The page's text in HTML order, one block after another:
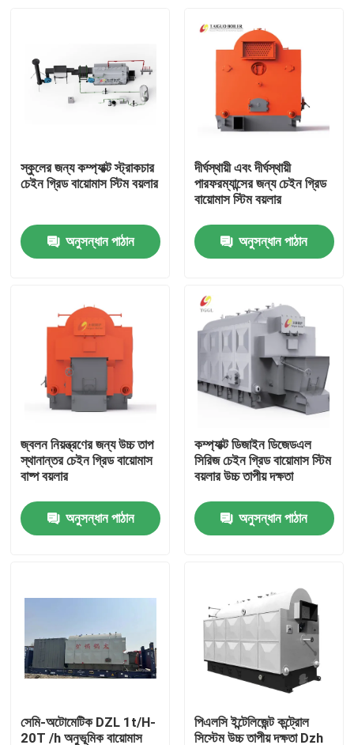
ভিডিও
আমাদের সম্পর্কে
কারখানা ভ্রমণ
মান নিয়ন্ত্রণ
খবর
গ্যাস তেল বয়লার
স্কুলের জন্য কম্প্যাক্ট স্ট্রাকচার
চেইন গ্রিড বায়োমাস স্টিম বয়লার
অনুসন্ধান পাঠান
দীর্ঘস্থায়ী এবং দীর্ঘস্থায়ী
পারফরম্যান্সের জন্য চেইন গ্রিড
বায়োমাস স্টিম বয়লার
অনুসন্ধান পাঠান
জ্বলন নিয়ন্ত্রণের জন্য উচ্চ তাপ
স্থানান্তর চেইন গ্রিড বায়োমাস
বাষ্প বয়লার
অনুসন্ধান পাঠান
কম্প্যাক্ট ডিজাইন ডিজেডএল
সিরিজ চেইন গ্রিড বায়োমাস স্টিম
বয়লার উচ্চ তাপীয় দক্ষতা
অনুসন্ধান পাঠান
সেমি-অটোমেটিক DZL 1t/H-
20T /h অনুভূমিক বায়োমাস
পিএলসি ইন্টেলিজেন্ট কন্ট্রোল
সিস্টেম উচ্চ তাপীয় দক্ষতা Dzh